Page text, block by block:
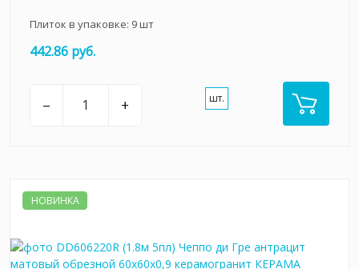
Плиток в упаковке: 9шт
442.86 руб.
– + шт.
НОВИНКА